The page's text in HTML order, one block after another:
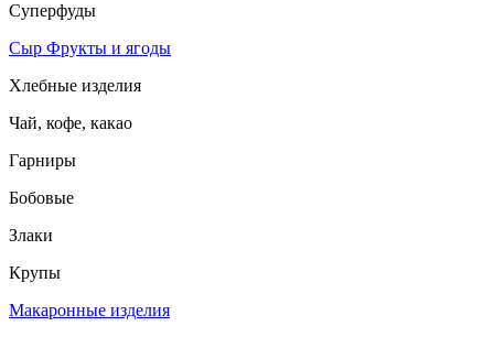
Суперфуды
Сыр Фрукты и ягоды
Хлебные изделия
Чай, кофе, какао
Гарниры
Бобовые
Злаки
Крупы
Макаронные изделия